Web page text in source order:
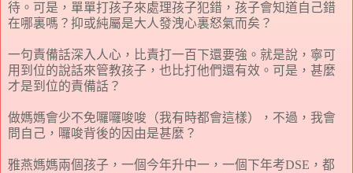
待 。 可是 ， 單單打孩子來處理孩子犯錯 ， 孩子會知道自己錯
在哪裏嗎 ？ 抑或純屬是大人發洩心裏怒氣而矣？
一句責備話深入人心 ， 比責打一百下還要強 。 就是說，寧可
用到位的說話來管教孩子，也比打他們還有效 。 可是 ， 甚麼
才是到位的責備話 ？
做媽媽會少不免囉囉唆唆 （我有時都會這樣） ， 不過，我會
問自己，囉唆背後的因由是甚麼 ？
雅燕媽媽兩個孩子，一個今年升中一 ， 一個下年考DSE ，都